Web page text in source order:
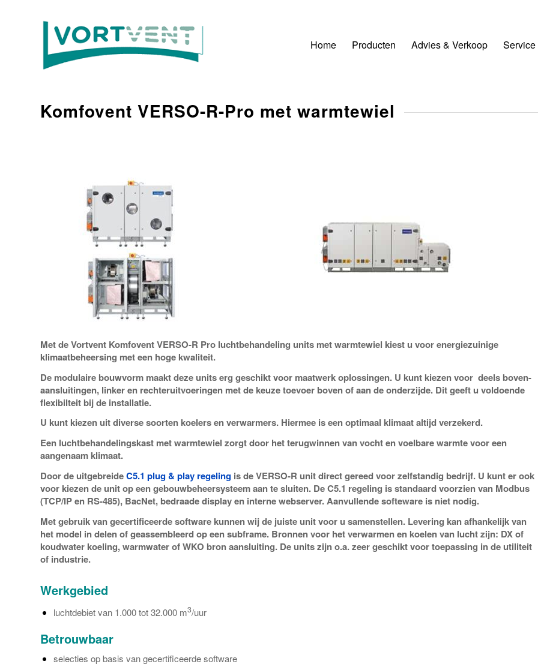
Home Producten Advies & Verkoop Service
Komfovent VERSO-R-Pro met warmtewiel
Met de Vortvent Komfovent VERSO-R Pro luchtbehandeling units met warmtewiel kiest u voor energiezuinige
klimaatbeheersing met een hoge kwaliteit.
De modulaire bouwvorm maakt deze units erg geschikt voor maatwerk oplossingen. U kunt kiezen voor deels boven-
aansluitingen, linker en rechteruitvoeringen met de keuze toevoer boven of aan de onderzijde. Dit geeft u voldoende
flexibilteit bij de installatie.
U kunt kiezen uit diverse soorten koelers en verwarmers. Hiermee is een optimaal klimaat altijd verzekerd.
Een luchtbehandelingskast met warmtewiel zorgt door het terugwinnen van vocht en voelbare warmte voor een
aangenaam klimaat.
Door de uitgebreideC5.1 plug & play regeling is de VERSO-R unit direct gereed voor zelfstandig bedrijf. U kunt er ook
voor kiezen de unit op een gebouwbeheersysteem aan te sluiten. De C5.1 regeling is standaard voorzien van Modbus
(TCP/IP en RS-485), BacNet, bedraade display en interne webserver. Aanvullende softeware is niet nodig.
Met gebruik van gecertificeerde software kunnen wij de juiste unit voor u samenstellen. Levering kan afhankelijk van
het model in delen of geassembleerd op een subframe. Bronnen voor het verwarmen en koelen van lucht zijn: DX of
koudwater koeling, warmwater of WKO bron aansluiting. De units zijn o.a. zeer geschikt voor toepassing in de utiliteit
of industrie.
Werkgebied
luchtdebiet van 1.000 tot 32.000 m3/uur
Betrouwbaar
selecties op basis van gecertificeerde software